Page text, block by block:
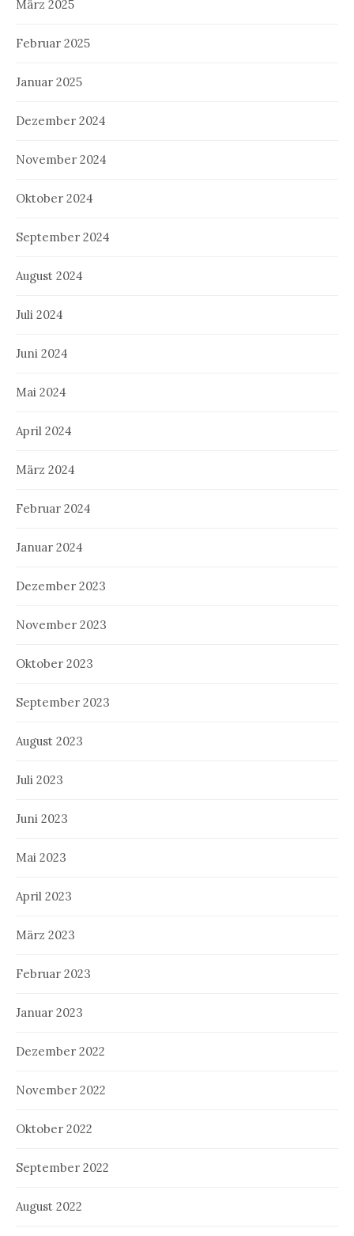
März 2025
Februar 2025
Januar 2025
Dezember 2024
November 2024
Oktober 2024
September 2024
August 2024
Juli 2024
Juni 2024
Mai 2024
April 2024
März 2024
Februar 2024
Januar 2024
Dezember 2023
November 2023
Oktober 2023
September 2023
August 2023
Juli 2023
Juni 2023
Mai 2023
April 2023
März 2023
Februar 2023
Januar 2023
Dezember 2022
November 2022
Oktober 2022
September 2022
August 2022